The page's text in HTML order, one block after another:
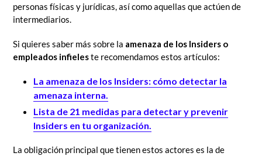
personas físicas y jurídicas, así como aquellas que actúen de
intermediarios.
Si quieres saber más sobre la amenaza de los Insiders o
empleados infieleste recomendamos estos artículos:
La amenaza de los Insiders: cómo detectar la
amenaza interna.
Lista de 21 medidas para detectar y prevenir
Insiders en tu organización.
La obligación principal que tienen estos actores es la de